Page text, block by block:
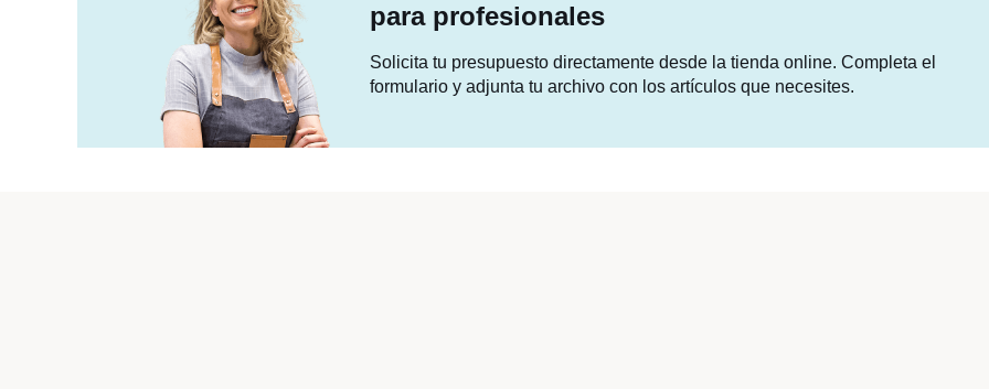
para profesionales
Solicita tu presupuesto directamente desde la tienda online. Completa el
formulario y adjunta tu archivo con los artículos que necesites.